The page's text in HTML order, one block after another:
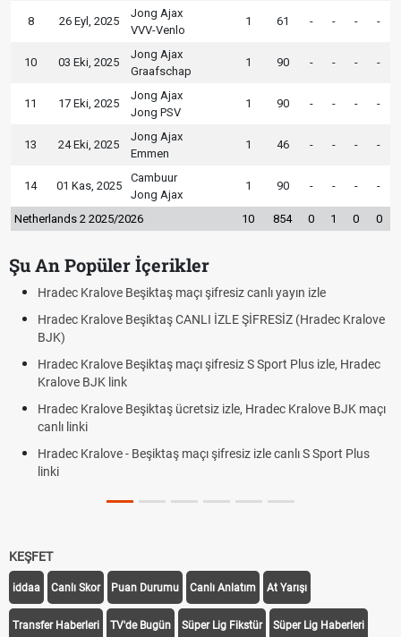
8 26 Eyl, 2025
Jong Ajax
VVV-Venlo
1 61 - - - -
10 03 Eki, 2025
Jong Ajax
Graafschap
1 90 - - - -
11 17 Eki, 2025
Jong Ajax
Jong PSV
1 90 - - - -
13 24 Eki, 2025
Jong Ajax
Emmen
1 46 - - - -
14 01 Kas, 2025
Cambuur
Jong Ajax
1 90 - - - -
Netherlands 2 2025/2026 10 854 0 1 0 0
Şu An Popüler İçerikler
Hradec Kralove Beşiktaş maçı şifresiz canlı yayın izle
Hradec Kralove Beşiktaş CANLI İZLE ŞİFRESİZ (Hradec Kralove
BJK)
Hradec Kralove Beşiktaş maçı şifresiz S Sport Plus izle, Hradec
Kralove BJK link
Hradec Kralove Beşiktaş ücretsiz izle, Hradec Kralove BJK maçı
canlı linki
Hradec Kralove - Beşiktaş maçı şifresiz izle canlı S Sport Plus
linki
KEŞFET
iddaa Canlı Skor Puan Durumu Canlı Anlatım At Yarışı
Transfer Haberleri TV'de Bugün Süper Lig Fikstür Süper Lig Haberleri